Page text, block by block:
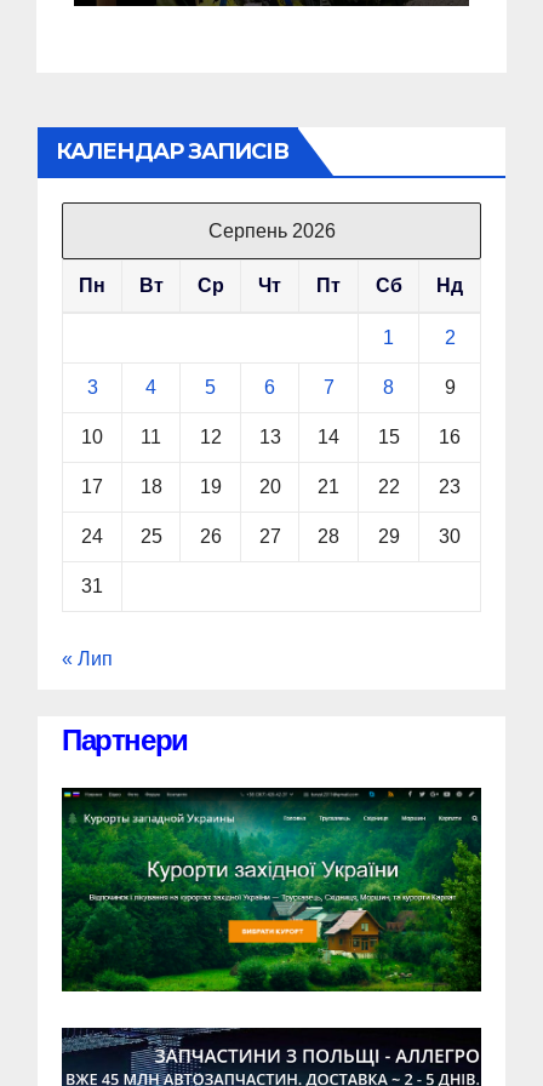
КАЛЕНДАР ЗАПИСІВ
Серпень 2026
Пн Вт Ср Чт Пт Сб Нд
1 2
3 4 5 6 7 8 9
10 11 12 13 14 15 16
17 18 19 20 21 22 23
24 25 26 27 28 29 30
31
« Лип
Партнери